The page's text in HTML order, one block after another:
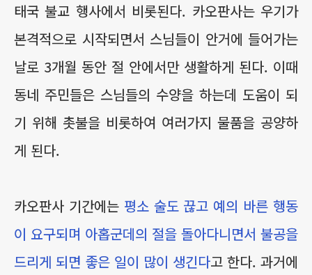
태국 불교 행사에서 비롯된다. 카오판사는 우기가
본격적으로 시작되면서 스님들이 안거에 들어가는
날로 3개월 동안 절 안에서만 생활하게 된다. 이때
동네 주민들은 스님들의 수양을 하는데 도움이 되
기 위해 촛불을 비롯하여 여러가지 물품을 공양하
게 된다.
카오판사 기간에는 평소 술도 끊고 예의 바른 행동
이 요구되며 아홉군데의 절을 돌아다니면서 불공을
드리게 되면 좋은 일이 많이 생긴다고 한다. 과거에